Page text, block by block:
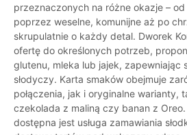
przeznaczonych na różne okazje –
poprzez weselne, komunijne aż po
skrupulatnie o każdy detal. Dworek
ofertę do określonych potrzeb,
glutenu, mleka lub jajek, zapewniając
słodyczy. Karta smaków obejmuje
połączenia, jak i oryginalne warianty,
czekolada z maliną czy banan z
dostępna jest usługa zamawiania